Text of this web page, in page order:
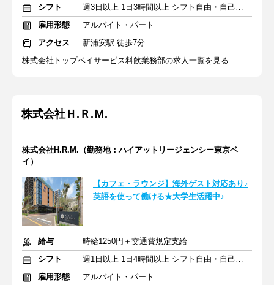
シフト
週3日以上 1日3時間以上 シフト自由・自己申告
雇用形態
アルバイト・パート
アクセス
新浦安駅 徒歩7分
株式会社トップベイサービス料飲業務部の求人一覧を見る
株式会社Ｈ.Ｒ.Ｍ.
株式会社H.R.M.（勤務地：ハイアットリージェンシー東京ベ
イ）
【カフェ・ラウンジ】海外ゲスト対応あり♪
英語を使って働ける★大学生活躍中♪
給与
時給1250円＋交通費規定支給
シフト
週1日以上 1日4時間以上 シフト自由・自己申告
雇用形態
アルバイト・パート